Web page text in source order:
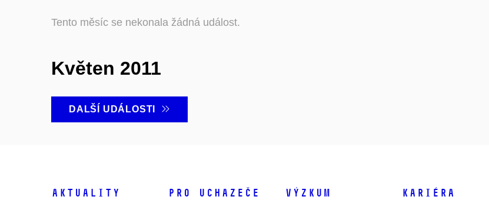
Tento měsíc se nekonala žádná událost.
Květen 2011
DALŠÍ UDÁLOSTI
Aktuality Pro uchazeče Výzkum Kariéra